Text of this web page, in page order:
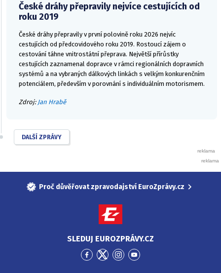
České dráhy přepravily nejvíce cestujících od
roku 2019
České dráhy přepravily v první polovině roku 2026 nejvíc
cestujících od předcovidového roku 2019. Rostoucí zájem o
cestování táhne vnitrostátní přeprava. Největší přírůstky
cestujících zaznamenal dopravce v rámci regionálních dopravních
systémů a na vybraných dálkových linkách s velkým konkurenčním
potenciálem, především v porovnání s individuálním motorismem.
Zdroj: Jan Hrabě
DALŠÍ ZPRÁVY
Proč důvěřovat zpravodajství EuroZprávy.cz
SLEDUJ EUROZPRÁVY.CZ
PřejítPřejítPřejítPřejít